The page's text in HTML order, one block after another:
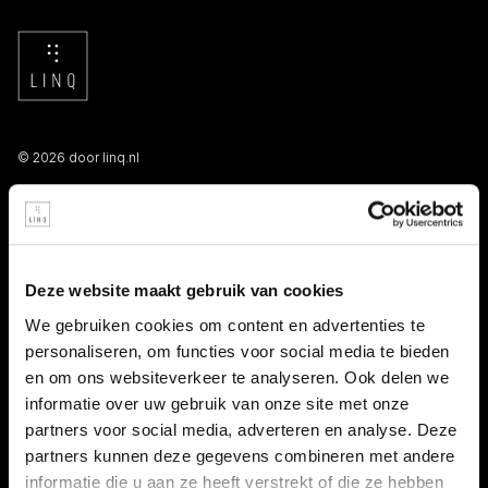
Deze website maakt gebruik van cookies
We gebruiken cookies om content en advertenties te
personaliseren, om functies voor social media te bieden
en om ons websiteverkeer te analyseren. Ook delen we
informatie over uw gebruik van onze site met onze
partners voor social media, adverteren en analyse. Deze
partners kunnen deze gegevens combineren met andere
informatie die u aan ze heeft verstrekt of die ze hebben
© 2026 door linq.nl
LINKS
Persooneelsgids uitzendkrachten
Antidiscriminatiebeleid
Klacht indienen